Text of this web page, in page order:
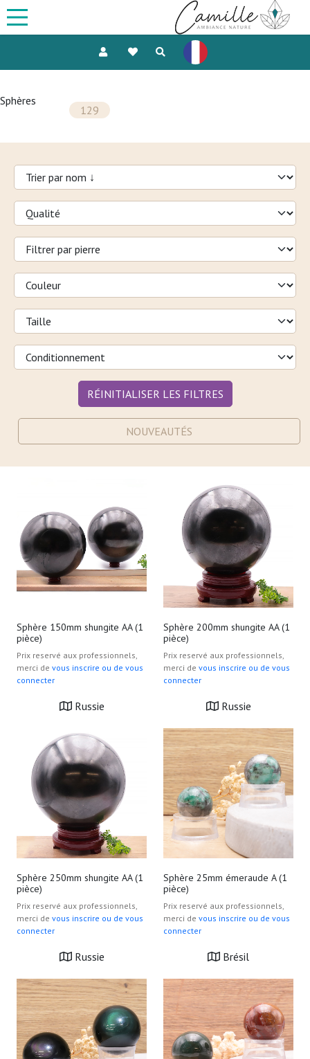
Sphères
129
RÉINITIALISER LES FILTRES
NOUVEAUTÉS
Sphère 150mm shungite AA (1
pièce)
Prix reservé aux professionnels,
merci de vous inscrire ou de vous
connecter
Russie
Sphère 200mm shungite AA (1
pièce)
Prix reservé aux professionnels,
merci de vous inscrire ou de vous
connecter
Russie
Sphère 250mm shungite AA (1
pièce)
Prix reservé aux professionnels,
merci de vous inscrire ou de vous
connecter
Russie
Sphère 25mm émeraude A (1
pièce)
Prix reservé aux professionnels,
merci de vous inscrire ou de vous
connecter
Brésil